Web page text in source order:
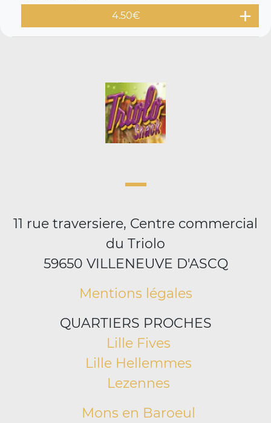
4.50€
11 rue traversiere, Centre commercial
du Triolo
59650 VILLENEUVE D'ASCQ
Mentions légales
QUARTIERS PROCHES
Lille Fives
Lille Hellemmes
Lezennes
Mons en Baroeul